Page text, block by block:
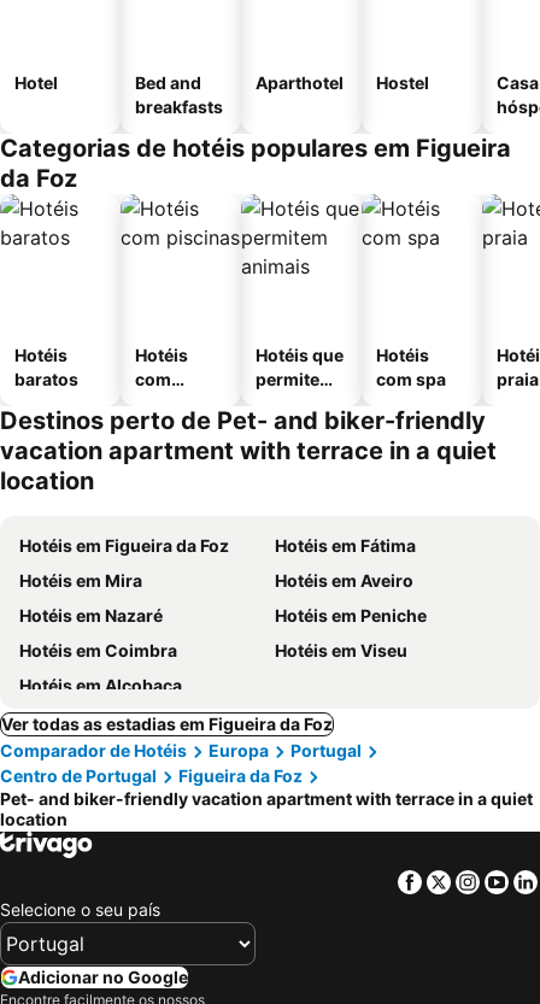
Hotel
Bed and
breakfasts
Aparthotel Hostel
Categorias de hotéis populares em Figueira
da Foz
Hotéis
baratos
Hotéis
com
Hotéis que
permitem
Hotéis
com spa
praia
Destinos perto de Pet- and biker-friendly
vacation apartment with terrace in a quiet
location
Hotéis em Figueira da Foz
Hotéis em Fátima
Hotéis em Mira
Hotéis em Aveiro
Hotéis em Nazaré
Hotéis em Peniche
Hotéis em Coimbra
Hotéis em Viseu
Hotéis em Alcobaça
Ver todas as estadias em Figueira da Foz
Comparador de Hotéis
Europa
Portugal
Centro de Portugal
Figueira da Foz
Pet- and biker-friendly vacation apartment with terrace in a quiet
location
Facebook
Twitter
Selecione o seu país
Adicionar no Google
Encontre facilmente os nossos